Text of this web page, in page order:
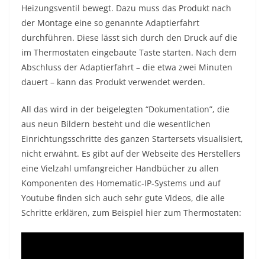
Heizungsventil bewegt. Dazu muss das Produkt nach
der Montage eine so genannte Adaptierfahrt
durchführen. Diese lässt sich durch den Druck auf die
im Thermostaten eingebaute Taste starten. Nach dem
Abschluss der Adaptierfahrt – die etwa zwei Minuten
dauert – kann das Produkt verwendet werden.
All das wird in der beigelegten “Dokumentation”, die
aus neun Bildern besteht und die wesentlichen
Einrichtungsschritte des ganzen Startersets visualisiert,
nicht erwähnt. Es gibt auf der Webseite des Herstellers
eine Vielzahl umfangreicher Handbücher zu allen
Komponenten des Homematic-IP-Systems und auf
Youtube finden sich auch sehr gute Videos, die alle
Schritte erklären, zum Beispiel hier zum Thermostaten: